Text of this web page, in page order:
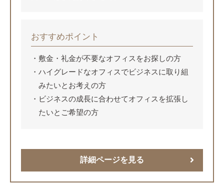
おすすめポイント
敷金・礼金が不要なオフィスをお探しの方
ハイグレードなオフィスでビジネスに取り組
みたいとお考えの方
ビジネスの成長に合わせてオフィスを拡張し
たいとご希望の方
詳細ページを見る